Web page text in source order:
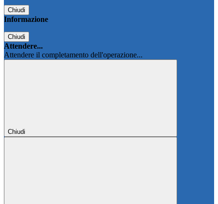
Chiudi
Informazione
Chiudi
Attendere...
Attendere il completamento dell'operazione...
Chiudi